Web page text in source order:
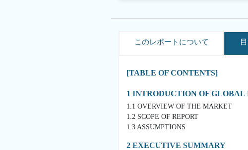
このレポートについて
[TABLE OF CONTENTS]
1 INTRODUCTION OF
1.1 OVERVIEW OF THE MARKET
1.2 SCOPE OF REPORT
1.3 ASSUMPTIONS
2 EXECUTIVE SUMMARY